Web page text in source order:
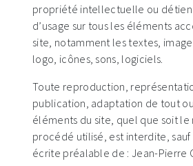
propriété intellectuelle ou
d’usage sur tous les éléments
site, notamment les textes,
logo, icônes, sons, logiciels.
Toute reproduction,
publication, adaptation de tout
éléments du site, quel que soit le
procédé utilisé, est interdite, sauf
écrite préalable de : Jean-Pierre